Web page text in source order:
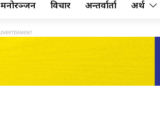
मनोरञ्जन विचार अन्तर्वार्ता अर्थ